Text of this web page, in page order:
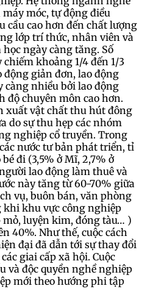
móc, tự động điều
cầu cao hơn đến chất lượng
lớp trí thức, nhân viên và
ngày càng tăng. Số
khoảng 1/4 đến 1/3
động giản đơn, lao động
càng nhiều bởi lao động
độ chuyên môn cao hơn.
xuất vật chất thu hút đông
do sự thu hẹp các nhóm
nghiệp cổ truyền. Trong
nước tư bản phát triển, tỉ
đi (3,5% ở Mĩ, 2,7% ở
lao động làm thuê và
này tăng từ 60-70% giữa
vụ, buôn bán, văn phòng
khu vực công nghiệp
luyện kim, đóng tàu… )
40%. Như thế, cuộc cách
đại đã dẫn tới sự thay đổi
giai cấp xã hội. Cuộc
và độc quyền nghề nghiệp
mới theo hướng phi tập